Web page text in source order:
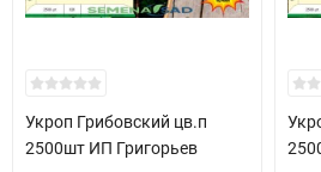
Укроп Грибовский цв.п
2500шт ИП Григорьев